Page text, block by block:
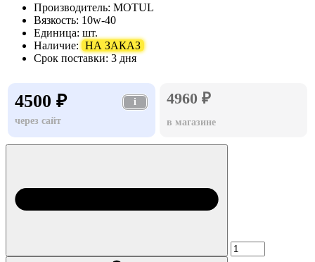
Производитель: MOTUL
Вязкость: 10w-40
Единица: шт.
Наличие: НА ЗАКАЗ
Срок поставки: 3 дня
4500 ₽
i
через сайт
4960 ₽
в магазине